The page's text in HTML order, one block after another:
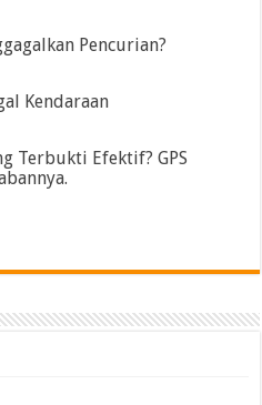
Pencurian?
Kendaraan
Terbukti Efektif? GPS